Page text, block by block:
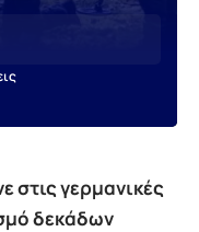
στις γερμανικές
δεκάδων